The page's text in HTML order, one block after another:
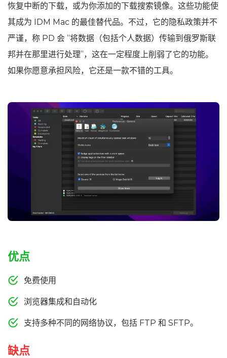
恢复中断的下载，或为你添加的下载搜索镜像。这些功能使
其成为 IDM Mac 的最佳替代品。不过，它的隐私政策并不
严谨，称 PD 会 “将数据（包括个人数据）传输到俄罗斯联
邦并在那里进行处理”，这在一定程度上削弱了它的功能。
如果你愿意承担风险，它还是一款不错的工具。
优点
免费使用
浏览器集成和自动化
支持多种不同的网络协议，包括 FTP 和 SFTP。
缺点